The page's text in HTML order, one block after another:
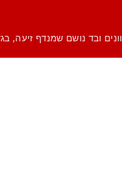
ובד נושם שמנדף זיעה,